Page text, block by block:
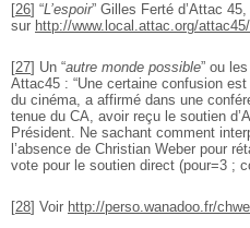
[26] “L’espoir” Gilles Ferté d’Attac 45,
sur http://www.local.attac.org/
[27] Un “autre monde possible” ou
Attac45 : “Une certaine confusion
du cinéma, a affirmé dans une
tenue du CA, avoir reçu le soutien
Président. Ne sachant comment
l’absence de Christian Weber pour
vote pour le soutien direct (pour=3 ;
[28] Voir http://perso.wanadoo.fr/